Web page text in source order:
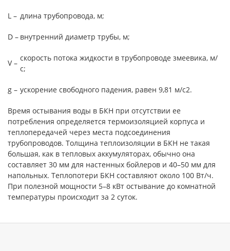
L – длина трубопровода, м;
D – внутренний диаметр трубы, м;
V –
скорость потока жидкости в трубопроводе змеевика, м/
с;
g – ускорение свободного падения, равен 9,81 м/с2.
Время остывания воды в БКН при отсутствии ее
потребления определяется термоизоляцией корпуса и
теплопередачей через места подсоединения
трубопроводов. Толщина теплоизоляции в БКН не такая
большая, как в тепловых аккумуляторах, обычно она
составляет 30 мм для настенных бойлеров и 40–50 мм для
напольных. Теплопотери БКН составляют около 100 Вт/ч.
При полезной мощности 5–8 кВт остывание до комнатной
температуры происходит за 2 суток.